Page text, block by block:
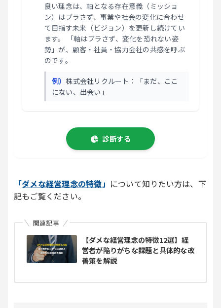
良い理念は、軸となる存在意義（ミッショ
ン）はブラさず、事業や社会の変化に合わせ
て目指す未来（ビジョン）を更新し続けてい
ます。 「軸はブラさず、変化を恐れない姿
勢」が、顧客・社員・協力会社の共感を呼ぶ
のです。
例）株式会社リクルート：「まだ、ここ
にない、出会い」
診断する
「ダメな経営理念の特徴」 について知りたい方は、下
記もご覧ください。
関連記事
【ダメな経営理念の特徴12選】経
営者が陥りがちな課題と具体的な改
善策を解説